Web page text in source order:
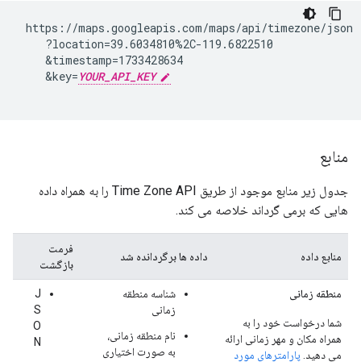
https://maps.googleapis.com/maps/api/timezone/json
    ?location=39.6034810%2C-119.6822510
    &timestamp=1733428634
    &key=
YOUR_API_KEY
منابع
جدول زیر منابع موجود از طریق Time Zone API را به همراه داده
هایی که برمی گرداند خلاصه می کند.
منابع داده داده ها برگردانده شد
فرمت
بازگشت
منطقه زمانی
شما درخواست خود را به
همراه مکان و مهر زمانی ارائه
می دهید. پارامترهای مورد
شناسه منطقه
زمانی
نام منطقه زمانی،
به صورت اختیاری
J
S
O
N